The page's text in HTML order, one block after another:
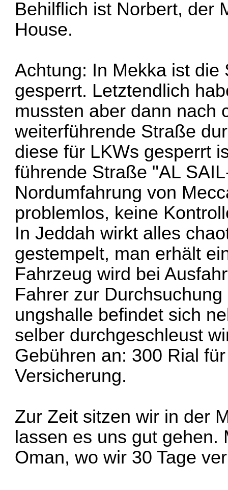
Behilflich ist Norbert, der
House.
Achtung: In Mekka ist
gesperrt. Letztendlich
mussten aber dann nach
weiterführende Straße
diese für LKWs gesperrt
führende Straße "AL
Nordumfahrung von
problemlos, keine
In Jeddah wirkt alles
gestempelt, man erhält
Fahrzeug wird bei
Fahrer zur
ungshalle befindet sich
selber durchgeschleust
Gebühren an: 300 Rial
Versicherung.
Zur Zeit sitzen wir in der
lassen es uns gut gehen.
Oman, wo wir 30 Tage